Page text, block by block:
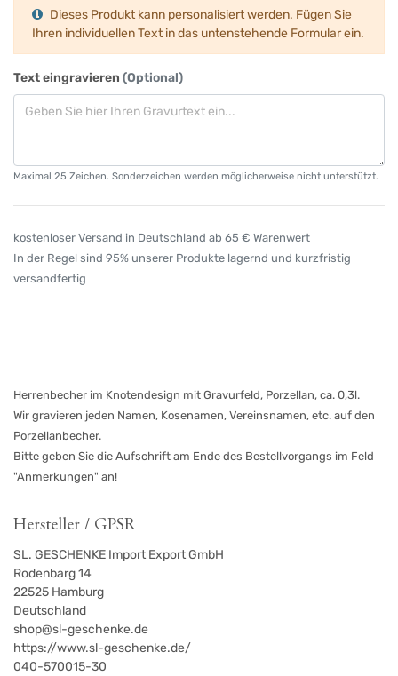
Dieses Produkt kann personalisiert werden. Fügen Sie
Ihren individuellen Text in das untenstehende Formular ein.
Text eingravieren (Optional)
Maximal 25 Zeichen. Sonderzeichen werden möglicherweise nicht unterstützt.
kostenloser Versand in Deutschland ab 65 € Warenwert
In der Regel sind 95% unserer Produkte lagernd und kurzfristig
versandfertig
Herrenbecher im Knotendesign mit Gravurfeld, Porzellan, ca. 0,3l.
Wir gravieren jeden Namen, Kosenamen, Vereinsnamen, etc. auf den
Porzellanbecher.
Bitte geben Sie die Aufschrift am Ende des Bestellvorgangs im Feld
"Anmerkungen" an!
Hersteller / GPSR
SL. GESCHENKE Import Export GmbH
Rodenbarg 14
22525 Hamburg
Deutschland
shop@sl-geschenke.de
https://www.sl-geschenke.de/
040-570015-30